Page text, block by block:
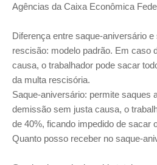
Agências da Caixa Econômica
Diferença entre saque-aniversário
rescisão: modelo padrão. Em caso
causa, o trabalhador pode sacar
da multa rescisória.
Saque-aniversário: permite saques
demissão sem justa causa, o
de 40%, ficando impedido de sacar
Quanto posso receber no saque-